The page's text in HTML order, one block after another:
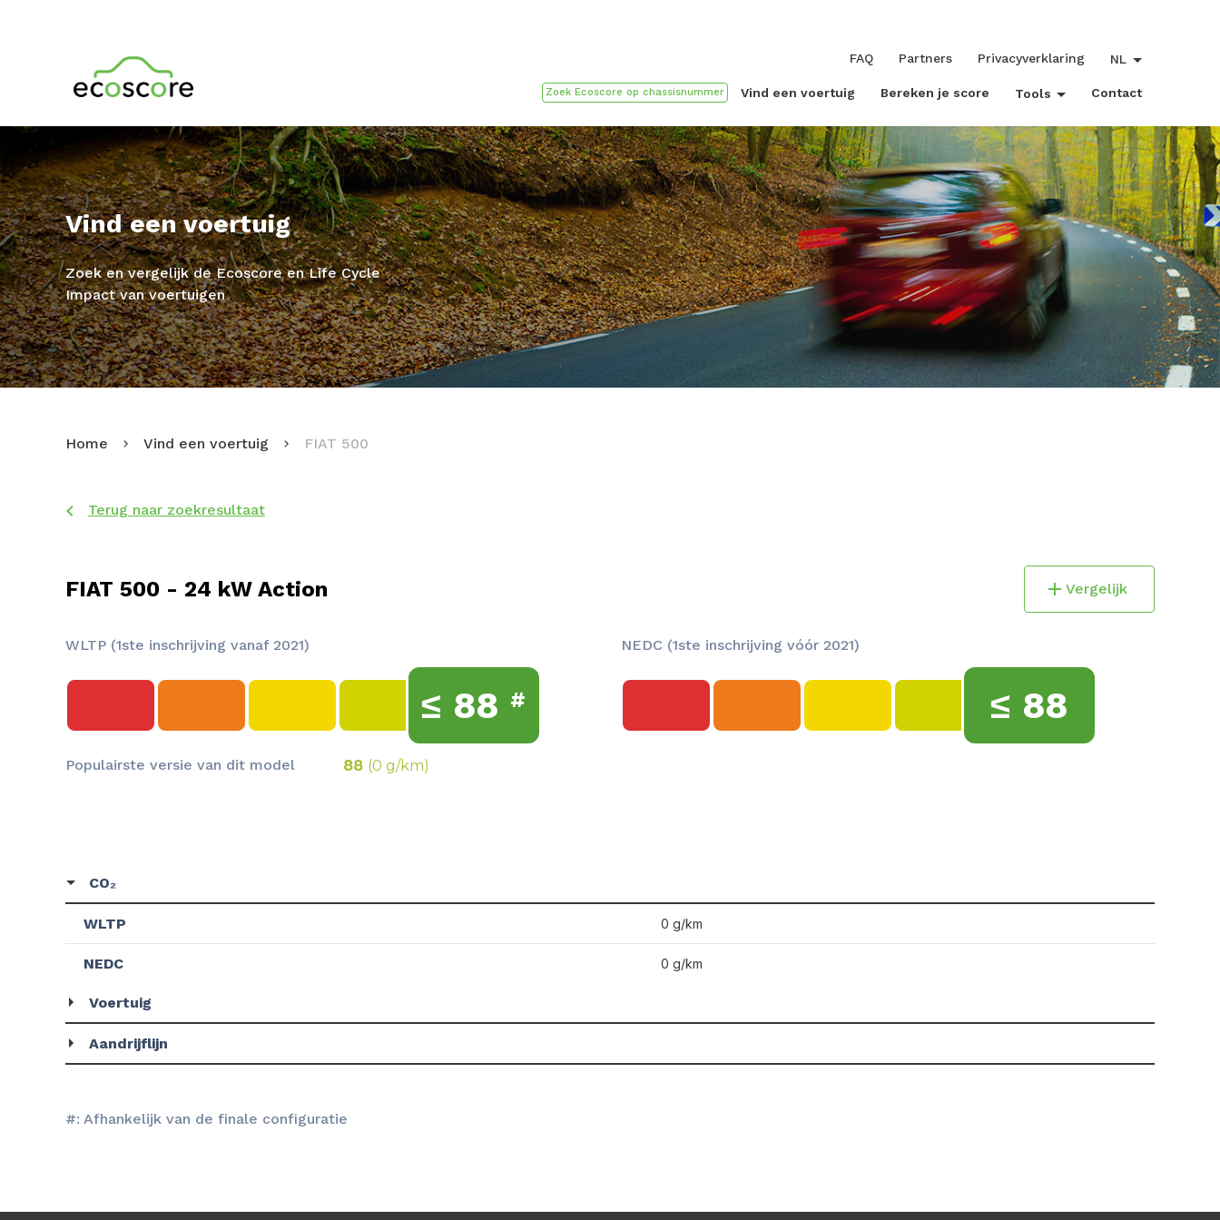
Vind een voertuig Bereken je score Tools Contact
FAQ Partners Privacyverklaring NL
Vind een voertuig
Zoek en vergelijk de Ecoscore en Life Cycle
Impact van voertuigen
Home Vind een voertuig FIAT 500
Terug naar zoekresultaat
FIAT 500 - 24 kW Action Vergelijk
WLTP (1ste inschrijving vanaf 2021)
≤ 88 #
Populairste versie van dit model 88 (0 g/km)
NEDC (1ste inschrijving vóór 2021)
≤ 88
CO₂
WLTP 0 g/km
NEDC 0 g/km
Voertuig
Aandrijflijn
#: Afhankelijk van de finale configuratie